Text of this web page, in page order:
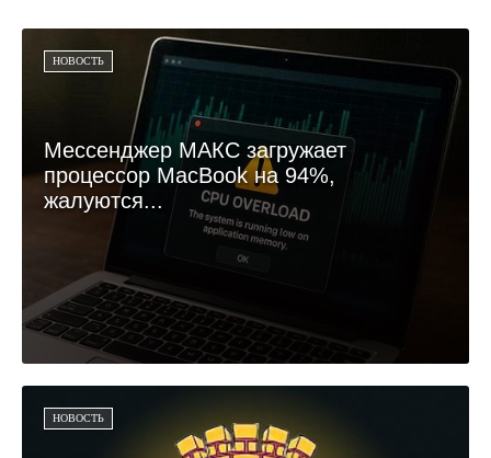
НОВОСТЬ
Мессенджер МАКС загружает
процессор MacBook на 94%,
жалуются...
НОВОСТЬ